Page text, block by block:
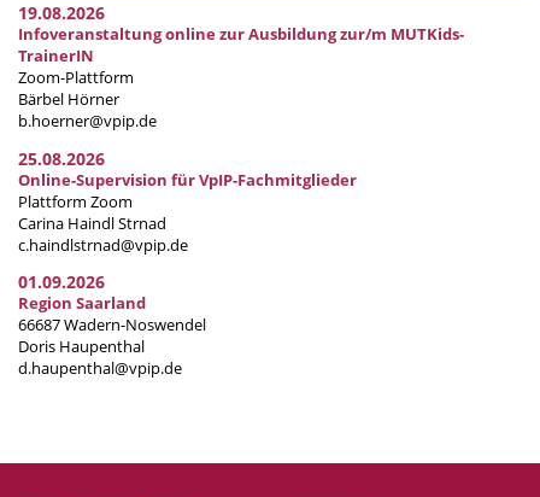
19.08.2026
Infoveranstaltung online zur Ausbildung zur/m MUTKids-
TrainerIN
Zoom-Plattform
Bärbel Hörner
b.hoerner@vpip.de
25.08.2026
Online-Supervision für VpIP-Fachmitglieder
Plattform Zoom
Carina Haindl Strnad
c.haindlstrnad@vpip.de
01.09.2026
Region Saarland
66687 Wadern-Noswendel
Doris Haupenthal
d.haupenthal@vpip.de